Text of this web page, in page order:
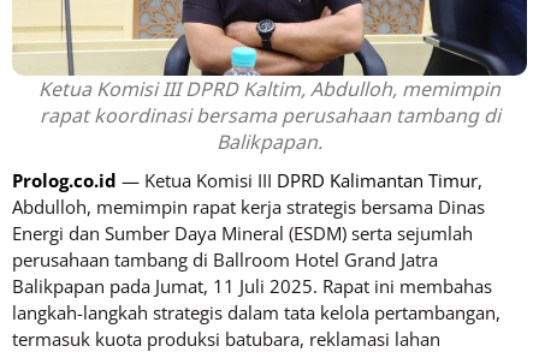
Ketua Komisi III DPRD Kaltim, Abdulloh, memimpin
rapat koordinasi bersama perusahaan tambang di
Balikpapan.
Prolog.co.id — Ketua Komisi III DPRD Kalimantan Timur,
Abdulloh, memimpin rapat kerja strategis bersama Dinas
Energi dan Sumber Daya Mineral (ESDM) serta sejumlah
perusahaan tambang di Ballroom Hotel Grand Jatra
Balikpapan pada Jumat, 11 Juli 2025. Rapat ini membahas
langkah-langkah strategis dalam tata kelola pertambangan,
termasuk kuota produksi batubara, reklamasi lahan